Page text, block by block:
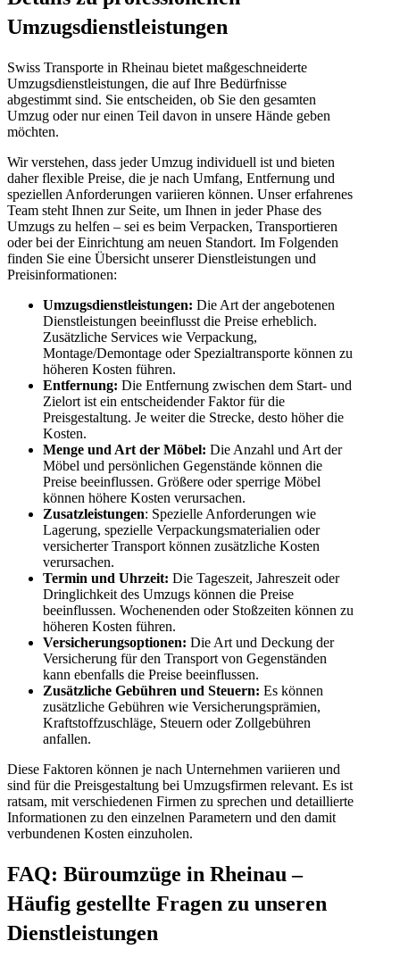
Umzugsdienstleistungen
Swiss Transporte in Rheinau bietet maßgeschneiderte
Umzugsdienstleistungen, die auf Ihre Bedürfnisse
abgestimmt sind. Sie entscheiden, ob Sie den gesamten
Umzug oder nur einen Teil davon in unsere Hände geben
möchten.
Wir verstehen, dass jeder Umzug individuell ist und bieten
daher flexible Preise, die je nach Umfang, Entfernung und
speziellen Anforderungen variieren können. Unser erfahrenes
Team steht Ihnen zur Seite, um Ihnen in jeder Phase des
Umzugs zu helfen – sei es beim Verpacken, Transportieren
oder bei der Einrichtung am neuen Standort. Im Folgenden
finden Sie eine Übersicht unserer Dienstleistungen und
Preisinformationen:
Umzugsdienstleistungen: Die Art der angebotenen
Dienstleistungen beeinflusst die Preise erheblich.
Zusätzliche Services wie Verpackung,
Montage/Demontage oder Spezialtransporte können zu
höheren Kosten führen.
Entfernung: Die Entfernung zwischen dem Start- und
Zielort ist ein entscheidender Faktor für die
Preisgestaltung. Je weiter die Strecke, desto höher die
Kosten.
Menge und Art der Möbel: Die Anzahl und Art der
Möbel und persönlichen Gegenstände können die
Preise beeinflussen. Größere oder sperrige Möbel
können höhere Kosten verursachen.
Zusatzleistungen: Spezielle Anforderungen wie
Lagerung, spezielle Verpackungsmaterialien oder
versicherter Transport können zusätzliche Kosten
verursachen.
Termin und Uhrzeit: Die Tageszeit, Jahreszeit oder
Dringlichkeit des Umzugs können die Preise
beeinflussen. Wochenenden oder Stoßzeiten können zu
höheren Kosten führen.
Versicherungsoptionen: Die Art und Deckung der
Versicherung für den Transport von Gegenständen
kann ebenfalls die Preise beeinflussen.
Zusätzliche Gebühren und Steuern: Es können
zusätzliche Gebühren wie Versicherungsprämien,
Kraftstoffzuschläge, Steuern oder Zollgebühren
anfallen.
Diese Faktoren können je nach Unternehmen variieren und
sind für die Preisgestaltung bei Umzugsfirmen relevant. Es ist
ratsam, mit verschiedenen Firmen zu sprechen und detaillierte
Informationen zu den einzelnen Parametern und den damit
verbundenen Kosten einzuholen.
FAQ: Büroumzüge in Rheinau –
Häufig gestellte Fragen zu unseren
Dienstleistungen